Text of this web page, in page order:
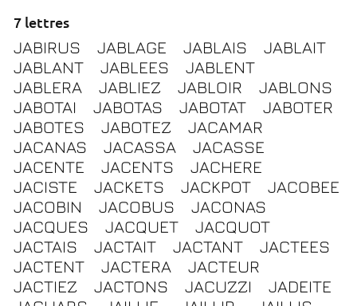
7 lettres
JABIRUS JABLAGE JABLAIS
JABLAIT
JABLANT
JABLEES
JABLENT
JABLERA
JABLIEZ JABLOIR
JABLONS
JABOTAI
JABOTAS JABOTAT
JABOTER
JABOTES
JABOTEZ
JACAMAR
JACANAS
JACASSA
JACASSE
JACENTE
JACENTS
JACHERE
JACISTE
JACKETS JACKPOT
JACOBEE
JACOBIN
JACOBUS
JACONAS
JACQUES
JACQUET
JACQUOT
JACTAIS
JACTAIT JACTANT
JACTEES
JACTENT
JACTERA
JACTEUR
JACTIEZ
JACTONS JACUZZI
JADEITE